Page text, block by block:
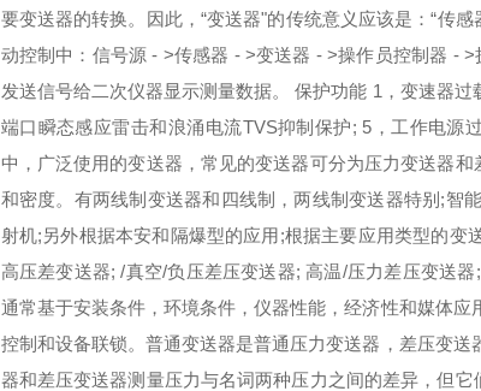
要变送器的转换。因此，“变送器"的传统意义应该是：“传
动控制中：信号源 - >传感器 - >变送器 - >操作员控制器 -
发送信号给二次仪器显示测量数据。 保护功能 1，变速器
端口瞬态感应雷击和浪涌电流TVS抑制保护; 5，工作电源
中，广泛使用的变送器，常见的变送器可分为压力变送器
和密度。有两线制变送器和四线制，两线制变送器特别;智
射机;另外根据本安和隔爆型的应用;根据主要应用类型的
高压差变送器; /真空/负压差压变送器; 高温/压力差压变送
通常基于安装条件，环境条件，仪器性能，经济性和媒体
控制和设备联锁。普通变送器是普通压力变送器，差压变
器和差压变送器测量压力与名词两种压力之间的差异，但